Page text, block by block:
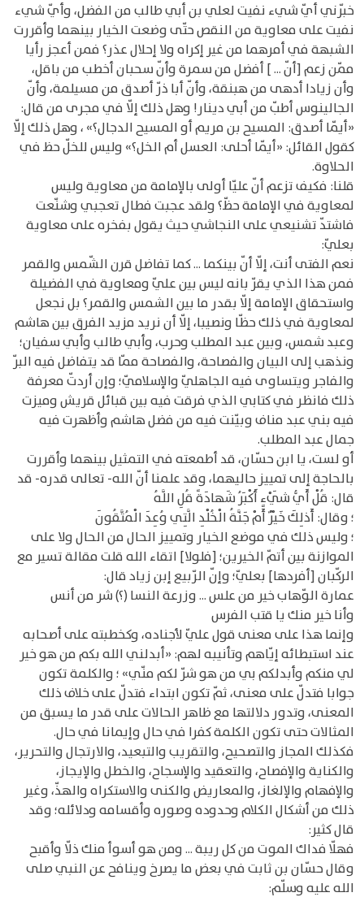
خبّرني أيّ شيء نفيت لعلي بن أبي طالب من الفضل، وأيّ شيء
نفيت على معاوية من النقص حتّى وضعت الخيار بينهما وأقررت
الشبهة في أمرهما من غير إكراه ولا إحلال عذر؟ فمن أعجز رأيا
ممّن زعم [أنّ ... ] أفضل من سمرة وأنّ سحبان أخطب من باقل،
وأن زيادا أدهى من هبنقة، وأنّ أبا ذرّ أصدق من مسيلمة، وأنّ
الجالينوس أطبّ من أبي دينار! وهل ذلك إلّا في مجرى من قال:
«أيّما أصدق: المسيح بن مريم أو المسيح الدجال؟» ، وهل ذلك إلّا
كقول القائل: «أيّما أحلى: العسل أم الخل؟» وليس للخلّ حظ في
الحلاوة.
قلنا: فكيف تزعم أنّ عليّا أولى بالإمامة من معاوية وليس
لمعاوية في الإمامة حظّ؟ ولقد عجبت فطال تعجبي وشنّعت
فاشتدّ تشنيعي على النجاشي حيث يقول بفخره على معاوية
بعليّ:
نعم الفتى أنت، إلّا أنّ بينكما ... كما تفاضل قرن الشّمس والقمر
فمن هذا الذي يقرّ بانه ليس بين عليّ ومعاوية في الفضيلة
واستحقاق الإمامة إلّا بقدر ما بين الشمس والقمر؟ بل نجعل
لمعاوية في ذلك حظّا ونصيبا، إلّا أن نريد مزيد الفرق بين هاشم
وعبد شمس، وبين عبد المطلب وحرب، وأبي طالب وأبي سفيان؛
ونذهب إلى البيان والفصاحة، والفصاحة ممّا قد يتفاضل فيه البرّ
والفاجر ويتساوى فيه الجاهليّ والإسلاميّ؛ وإن أردتّ معرفة
ذلك فانظر في كتابي الذي فرقت فيه بين قبائل قريش وميزت
فيه بني عبد مناف وبيّنت فيه من فضل هاشم وأظهرت فيه
جمال عبد المطلب.
أو لست، يا ابن حسّان، قد أطمعته في التمثيل بينهما وأقررت
بالحاجة إلى تمييز حاليهما، وقد علمنا أنّ الله- تعالى قدره- قد
قال: قُلْ أَيُّ شَيْءٍ أَكْبَرُ شَهادَةً قُلِ اللَّهُ
؛ وقال: أَذلِكَ خَيْرٌ أَمْ جَنَّةُ الْخُلْدِ الَّتِي وُعِدَ الْمُتَّقُونَ
؛ وليس ذلك في موضع الخيار وتمييز الحال من الحال ولا على
الموازنة بين أتمّ الخيرين؛ [فلولا] اتقاء الله قلت مقالة تسير مع
الركّبان [أفردها] بعليّ؛ وإنّ الرّبيع إبن زياد قال:
عمارة الوّهاب خير من علس ... وزرعة النسا (؟) شر من أنس
وأنا خير منك يا قتب الفرس
وإنما هذا على معنى قول عليّ لأجناده، وكخطبته على أصحابه
عند استبطائه إيّاهم وتأنيبه لهم: «أبدلني الله بكم من هو خير
لي منكم وأبدلكم بي من هو شرّ لكم منّي» ؛ والكلمة تكون
جوابا فتدلّ على معنى، ثمّ تكون ابتداء فتدلّ على خلاف ذلك
المعنى، وتدور دلالتها مع ظاهر الحالات على قدر ما يسبق من
المثالات حتى تكون الكلمة كفرا في حال وإيمانا في حال.
فكذلك المجاز والتصحيح، والتقريب والتبعيد، والارتجال والتحرير،
والكناية والإفصاح، والتعقيد والإسجاح، والخطل والإيجاز،
والإفهام والإلغاز، والمعاريض والكنى والاستكراه والهذّ، وغير
ذلك من أشكال الكلام وحدوده وصوره وأقسامه ودلائله؛ وقد
قال كثير:
فهلّا فداك الموت من كل ريبة ... ومن هو أسوأ منك ذلّا وأقبح
وقال حسّان بن ثابت في بعض ما يصرخ وينافح عن النبي صلى
الله عليه وسلّم: